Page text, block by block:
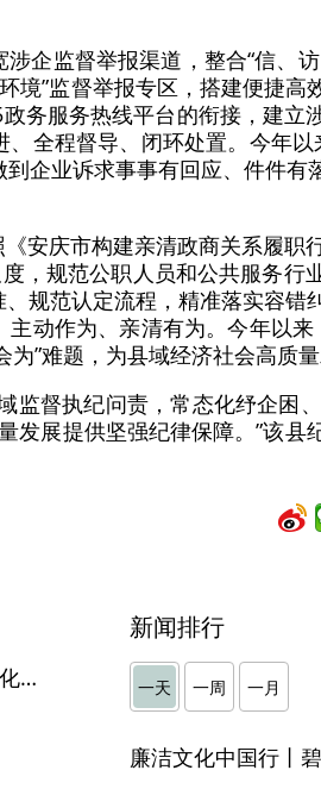
企监督举报渠道，整合“信、
境”监督举报专区，搭建便捷
务服务热线平台的衔接，建立
全程督导、闭环处置。今年
企业诉求事事有回应、件件有
安庆市构建亲清政商关系履职
，规范公职人员和公共服务行
规范认定流程，精准落实容错
动作为、亲清有为。今年以
”难题，为县域经济社会高质
监督执纪问责，常态化纾企困
发展提供坚强纪律保障。”该
铜陵：坚决打赢集中整治攻坚决战 让群众看到变化得到实惠感到满意
新闻排行
一天 一周 一月
廉洁文化中国行丨